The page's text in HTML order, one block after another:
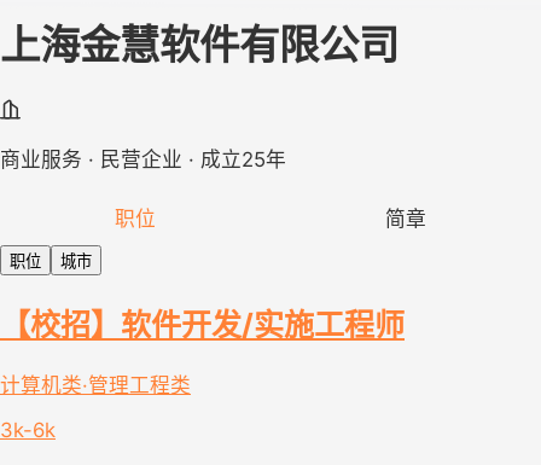
上海金慧软件有限公司
商业服务 · 民营企业 · 成立25年
职位 简章
职位 城市
【校招】软件开发/实施工程师
计算机类·管理工程类
3k-6k